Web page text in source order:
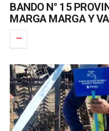
BANDO N° 15
MARGA MARGA Y